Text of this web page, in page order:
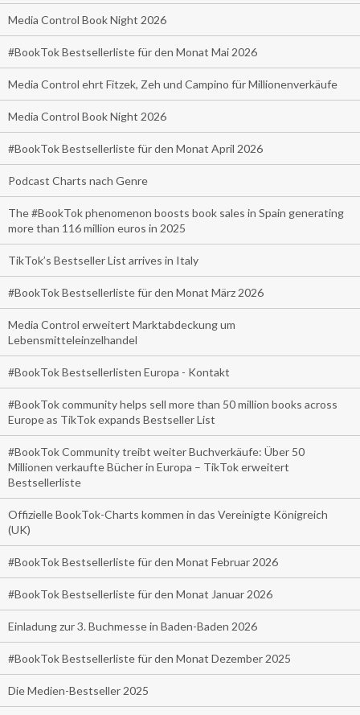
Media Control Book Night 2026
#BookTok Bestsellerliste für den Monat Mai 2026
Media Control ehrt Fitzek, Zeh und Campino für Millionenverkäufe
Media Control Book Night 2026
#BookTok Bestsellerliste für den Monat April 2026
Podcast Charts nach Genre
The #BookTok phenomenon boosts book sales in Spain generating
more than 116 million euros in 2025
TikTok’s Bestseller List arrives in Italy
#BookTok Bestsellerliste für den Monat März 2026
Media Control erweitert Marktabdeckung um
Lebensmitteleinzelhandel
#BookTok Bestsellerlisten Europa - Kontakt
#BookTok community helps sell more than 50 million books across
Europe as TikTok expands Bestseller List
#BookTok Community treibt weiter Buchverkäufe: Über 50
Millionen verkaufte Bücher in Europa – TikTok erweitert
Bestsellerliste
Offizielle BookTok-Charts kommen in das Vereinigte Königreich
(UK)
#BookTok Bestsellerliste für den Monat Februar 2026
#BookTok Bestsellerliste für den Monat Januar 2026
Einladung zur 3. Buchmesse in Baden-Baden 2026
#BookTok Bestsellerliste für den Monat Dezember 2025
Die Medien-Bestseller 2025